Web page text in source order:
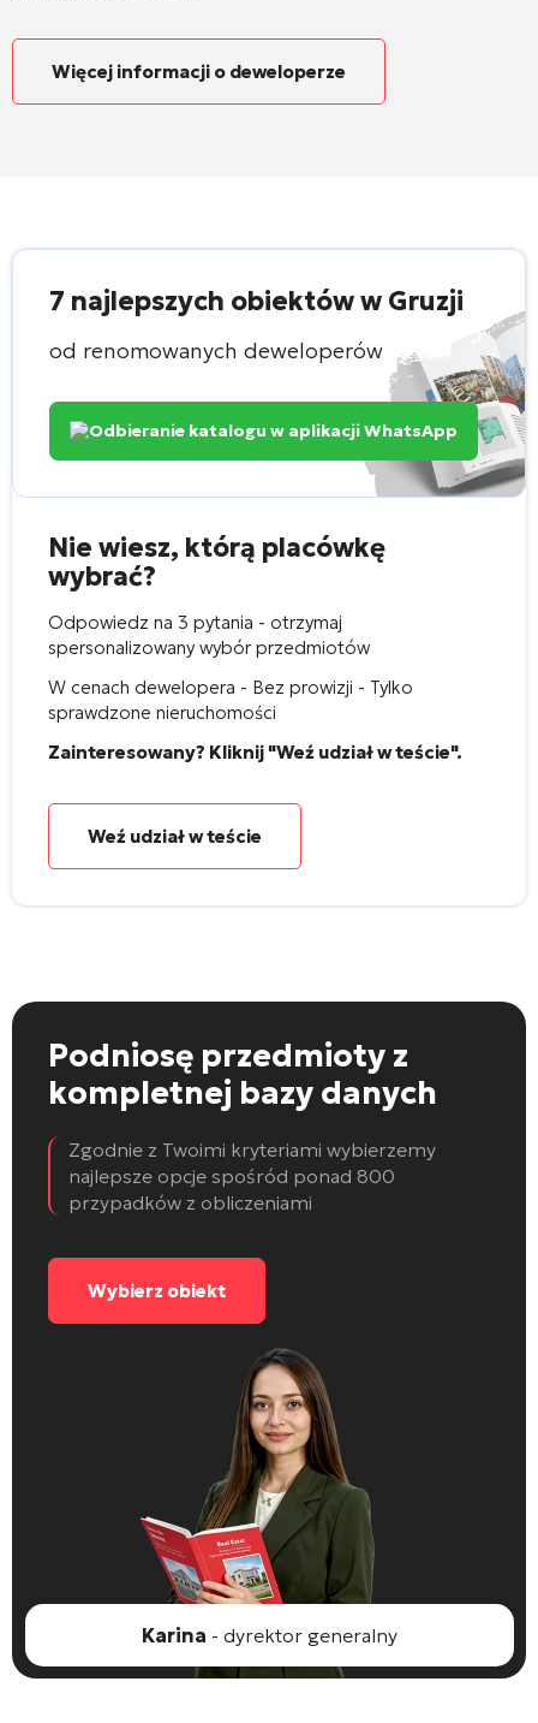
Więcej informacji o deweloperze
7 najlepszych obiektów w Gruzji
od renomowanych deweloperów
Odbieranie katalogu w aplikacji WhatsApp
Nie wiesz, którą placówkę
wybrać?
Odpowiedz na 3 pytania - otrzymaj
spersonalizowany wybór przedmiotów
W cenach dewelopera - Bez prowizji - Tylko
sprawdzone nieruchomości
Zainteresowany? Kliknij "Weź udział w teście".
Weź udział w teście
Podniosę przedmioty z
kompletnej bazy danych
Zgodnie z Twoimi kryteriami wybierzemy
najlepsze opcje spośród ponad 800
przypadków z obliczeniami
Wybierz obiekt
Karina - dyrektor generalny